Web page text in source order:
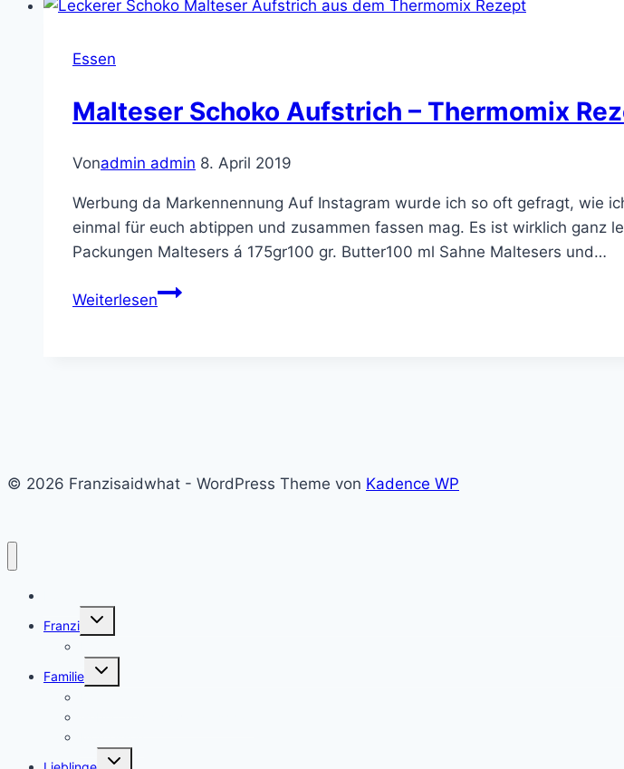
Essen
Malteser Schoko Aufstrich – Thermomix
Vonadmin admin 8. April 2019
Werbung da Markennennung Auf Instagram wurde ich so oft gefragt, wie
einmal für euch abtippen und zusammen fassen mag. Es ist wirklich ganz
Packungen Maltesers á 175gr100 gr. Butter100 ml Sahne Maltesers und…
WeiterlesenMalteser
© 2026 Franzisaidwhat - WordPress Theme von Kadence WP
Franzi
Untermenü
Familie
Untermenü
Untermenü